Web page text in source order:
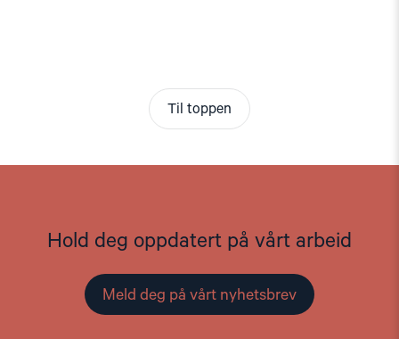
Til toppen
Hold deg oppdatert på vårt arbeid
Meld deg på vårt nyhetsbrev